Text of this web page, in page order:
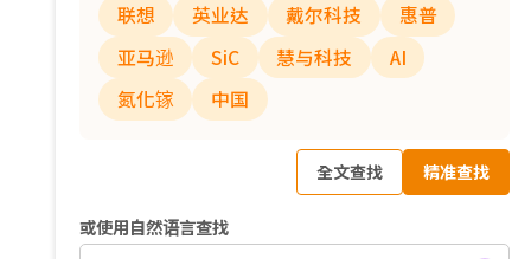
联想 英业达 戴尔科技
惠普
亚马逊
SiC 慧与科技
AI
氮化镓
中国
全文查找 精准查找
或使用自然语言查找